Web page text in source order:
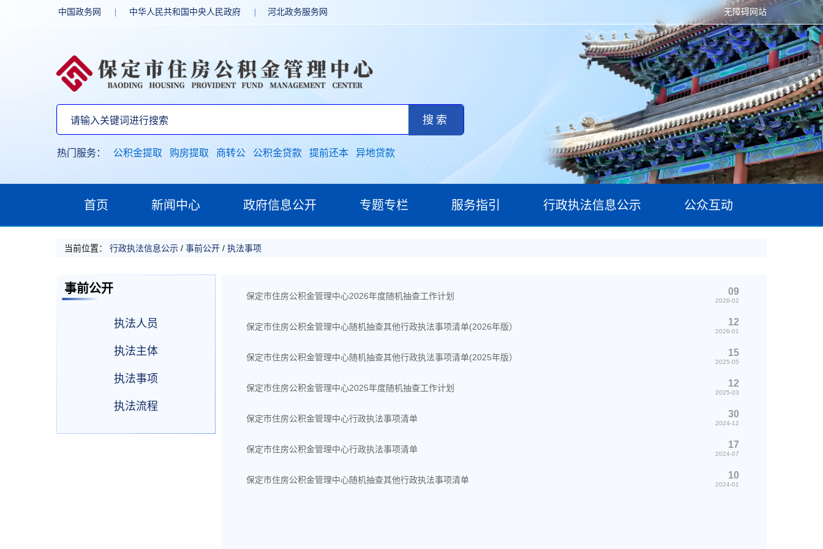
中国政务网 中华人民共和国中央人民政府 河北政务服务网 无障碍网站
热门服务： 公积金提取 购房提取 商转公 公积金贷款 提前还本 异地贷款
首页 新闻中心 政府信息公开 专题专栏 服务指引 行政执法信息公示 公众互动
当前位置： 行政执法信息公示 / 事前公开 / 执法事项
事前公开
执法人员
执法主体
执法事项
执法流程
保定市住房公积金管理中心2026年度随机抽查工作计划 09
2026-02
保定市住房公积金管理中心随机抽查其他行政执法事项清单(2026年版） 12
2026-01
保定市住房公积金管理中心随机抽查其他行政执法事项清单(2025年版） 15
2025-05
保定市住房公积金管理中心2025年度随机抽查工作计划 12
2025-03
保定市住房公积金管理中心行政执法事项清单 30
2024-12
保定市住房公积金管理中心行政执法事项清单 17
2024-07
保定市住房公积金管理中心随机抽查其他行政执法事项清单 10
2024-01